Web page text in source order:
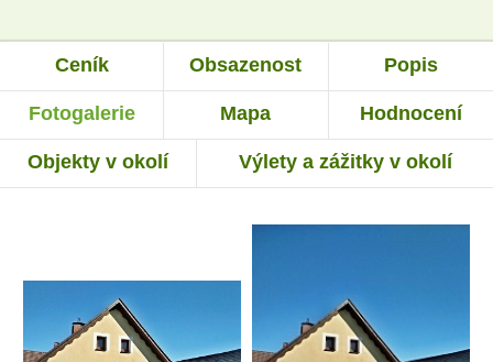
Ceník Obsazenost Popis
Fotogalerie Mapa Hodnocení
Objekty v okolí Výlety a zážitky v okolí